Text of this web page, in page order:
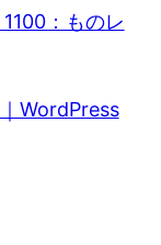
：ものレ
WordPress